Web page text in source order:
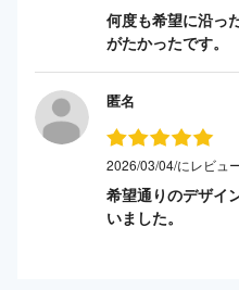
何度も希望に沿っ
がたかったです。
匿名
2026/03/04/にレビュ
希望通りのデザイ
いました。